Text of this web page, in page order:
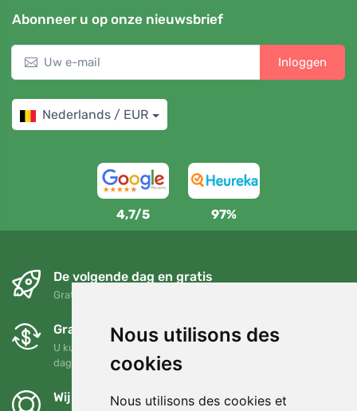
Nous utilisons des
cookies
Nous utilisons des cookies et
Abonneer u op onze nieuwsbrief
Inloggen
Nederlands / EUR
4,7/5 97%
De volgende dag en gratis
Gratis verzending voor bestellingen boven 95 EUR
Gratis ruilen en retourneren
U kunt uw bestelling op elk gewenst moment binnen 90
dagen retourneren of ruilen
Wij steunen Trees.org